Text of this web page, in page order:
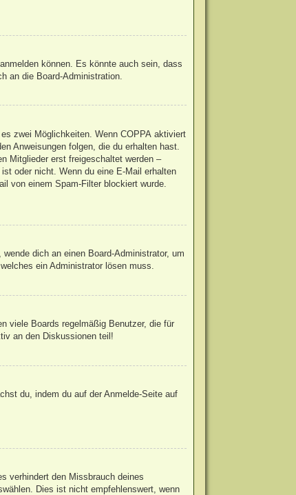
können. Es könnte auch sein, dass
an die Board-Administration.
zwei Möglichkeiten. Wenn COPPA aktiviert
Anweisungen folgen, die du erhalten hast.
Mitglieder erst freigeschaltet werden –
oder nicht. Wenn du eine E-Mail erhalten
von einem Spam-Filter blockiert wurde.
dich an einen Board-Administrator, um
ein Administrator lösen muss.
viele Boards regelmäßig Benutzer, die für
an den Diskussionen teil!
du, indem du auf der Anmelde-Seite auf
verhindert den Missbrauch deines
Dies ist nicht empfehlenswert, wenn